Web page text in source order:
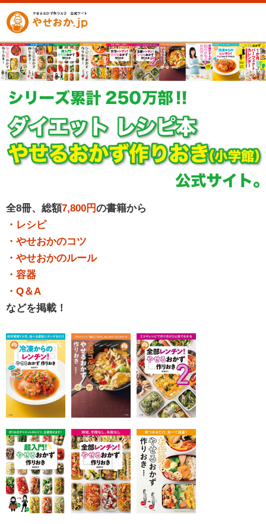
全8冊、総額7,800円の書籍から
・レシピ
・やせおかのコツ
・やせおかのルール
・容器
・Q＆A
などを掲載！